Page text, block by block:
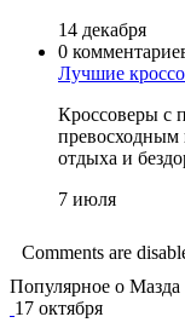
14 декабря
0
Лучшие
Кроссоверы с
превосходным
отдыха и
7 июля
Comments are
Популярное о Мазда
17 октября